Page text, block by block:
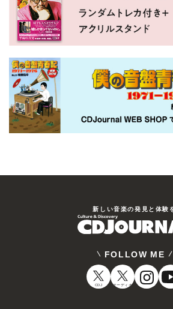
新しい⾳楽の発⾒と体験
FOLLOW ME
CDJ オーディオ